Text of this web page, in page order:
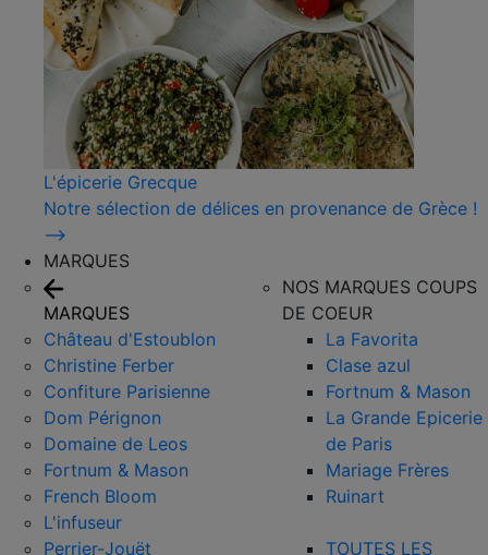
L'épicerie Grecque
Notre sélection de délices en provenance de Grèce !
⟶
MARQUES
MARQUES
Château d'Estoublon
Christine Ferber
Confiture Parisienne
Dom Pérignon
Domaine de Leos
Fortnum & Mason
French Bloom
L'infuseur
Perrier-Jouët
NOS MARQUES COUPS
DE COEUR
La Favorita
Clase azul
Fortnum & Mason
La Grande Epicerie
de Paris
Mariage Frères
Ruinart
TOUTES LES